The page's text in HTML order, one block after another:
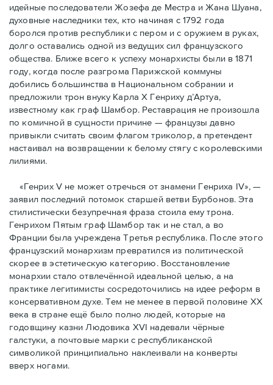
идейные последователи Жозефа де Местра и Жана Шуана,
духовные наследники тех, кто начиная с 1792 года
боролся против республики с пером и с оружием в руках,
долго оставались одной из ведущих сил французского
общества. Ближе всего к успеху монархисты были в 1871
году, когда после разгрома Парижской коммуны
добились большинства в Национальном собрании и
предложили трон внуку Карла Х Генриху д’Артуа,
известному как граф Шамбор. Реставрация не произошла
по комичной в сущности причине — французы давно
привыкли считать своим флагoм триколор, а претендент
настаивал на возвращении к белому стягу с королевскими
лилиями.
«Генрих V не может отречься от знамени Генриха IV», —
заявил последний потомок старшей ветви Бурбонов. Эта
стилистически безупречная фраза стоила ему трона.
Генрихом Пятым граф Шамбор так и не стал, а во
Франции была учреждена Третья республика. После этого
французский монархизм превратился из политической
скорее в эстетическую категорию. Восстановление
монархии стало отвлечённой идеальной целью, а на
практике легитимисты сосредоточились на идее реформ в
консервативном духе. Тем не менее в первой половине ХХ
века в стране ещё было полно людей, которые на
годовщину казни Людовика XVI надевали чёрные
галстуки, а почтовые марки с республиканской
символикой принципиально наклеивали на конверты
вверх ногами.